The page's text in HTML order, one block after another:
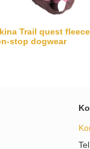
Trail quest fleece
stop dogwear